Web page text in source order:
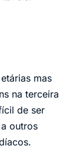
mas
na terceira
de ser
outros